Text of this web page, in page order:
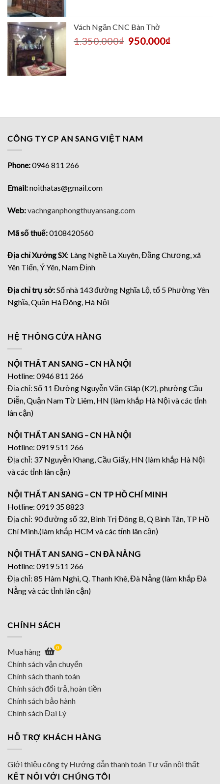
Vách Ngăn CNC Bàn Thờ
1.350.000₫ 950.000₫
CÔNG TY CP AN SANG VIỆT NAM
Phone:0946 811 266
Email:noithatas@gmail.com
Web:vachnganphongthuyansang.com
Mã số thuế:0108420560
Địa chỉ Xưởng SX: Làng Nghề La Xuyên, Đằng Chương, xã
Yên Tiến, Ý Yên, Nam Định
Địa chỉ trụ sở:Số nhà 143 đường Nghĩa Lộ, tổ 5 Phường Yên
Nghĩa, Quận Hà Đông, Hà Nội
HỆ THỐNG CỬA HÀNG
NỘI THẤT AN SANG – CN HÀ NỘI
Hotline: 0946 811 266
Địa chỉ: Số 11 Đường Nguyễn Văn Giáp (K2), phường Cầu
Diễn, Quận Nam Từ Liêm, HN (làm khắp Hà Nội và các tỉnh
lân cận)
NỘI THẤT AN SANG – CN HÀ NỘI
Hotline: 0919 511 266
Địa chỉ: 37 Nguyễn Khang, Cầu Giấy, HN (làm khắp Hà Nội
và các tỉnh lân cận)
NỘI THẤT AN SANG – CN TP HỒ CHÍ MINH
Hotline: 0919 35 8823
Địa chỉ: 90 đường số 32, Bình Trị Đông B, Q Bình Tân, TP Hồ
Chí Minh.(làm khắp HCM và các tỉnh lân cận)
NỘI THẤT AN SANG – CN ĐÀ NẴNG
Hotline: 0919 511 266
Địa chỉ: 85 Hàm Nghi, Q. Thanh Khê, Đà Nẵng (làm khắp Đà
Nẵng và các tỉnh lân cận)
CHÍNH SÁCH
Mua hàng 0
Chính sách vận chuyển
Chính sách thanh toán
Chính sách đổi trả, hoàn tiền
Chính sách bảo hành
Chính sách Đại Lý
HỖ TRỢ KHÁCH HÀNG
Giới thiệu công ty Hướng dẫn thanh toán Tư vấn nội thất
KẾT NỐI VỚI CHÚNG TÔI